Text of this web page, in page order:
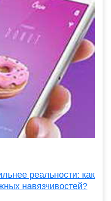
реальности: как
навязчивостей?